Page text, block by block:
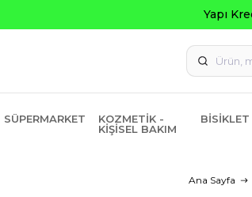
SÜPERMARKET
KOZMETIK -
KIŞISEL BAKIM
BISIKLET
Ana Sayfa